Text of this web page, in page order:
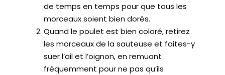
de temps en temps pour que tous les
morceaux soient bien dorés.
Quand le poulet est bien coloré, retirez
les morceaux de la sauteuse et faites-y
suer l’ail et l’oignon, en remuant
fréquemment pour ne pas qu’ils